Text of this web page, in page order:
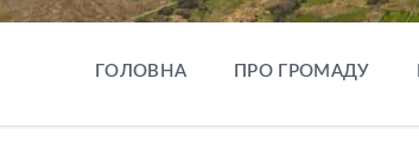
ГОЛОВНА ПРО ГРОМАДУ